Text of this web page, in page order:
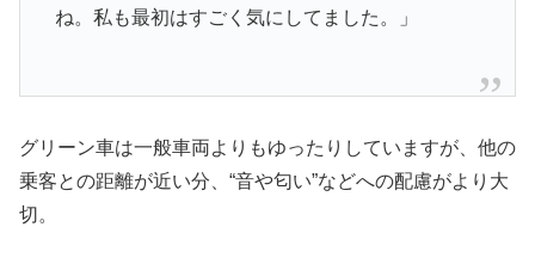
ね。私も最初はすごく気にしてました。」
グリーン車は一般車両よりもゆったりしていますが、他の
乗客との距離が近い分、“音や匂い”などへの配慮がより大
切。